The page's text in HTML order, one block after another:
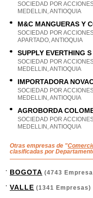
SOCIEDAD POR
MEDELLIN, ANTIOQUIA
M&C MANGUERAS Y
SOCIEDAD POR
APARTADO, ANTIOQUIA
SUPPLY EVERTHING S
SOCIEDAD POR
MEDELLIN, ANTIOQUIA
IMPORTADORA
SOCIEDAD POR
MEDELLIN, ANTIOQUIA
AGROBORDA
SOCIEDAD POR
MEDELLIN, ANTIOQUIA
Otras empresas de "
clasificadas por
BOGOTA (4743
VALLE (1341 Empresas)